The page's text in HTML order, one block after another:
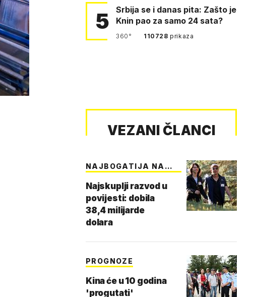
5
Srbija se i danas pita: Zašto je
Knin pao za samo 24 sata?
360° 110728prikaza
VEZANI ČLANCI
NAJBOGATIJA NA
Najskuplji razvod u
povijesti: dobila
38,4 milijarde
dolara
PROGNOZE
Kina će u 10 godina
'progutati'